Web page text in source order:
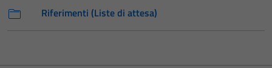
Riferimenti (Liste di attesa)